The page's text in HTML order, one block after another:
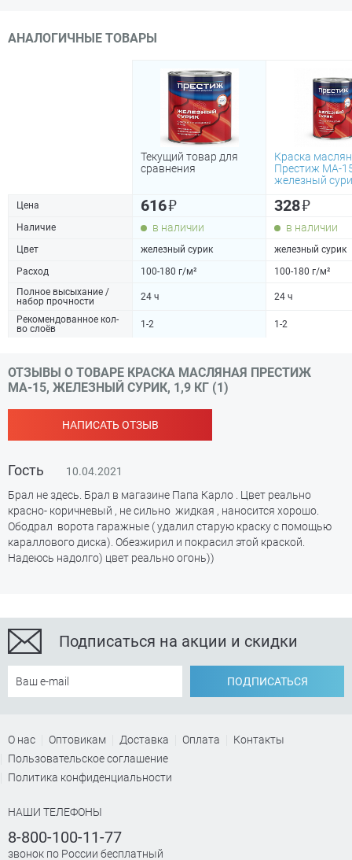
АНАЛОГИЧНЫЕ ТОВАРЫ
Текущий товар для
сравнения
Краска
Престиж МА-
железный
Цена 616₽ 328₽
Наличие в наличии в наличии
Цвет железный сурик
железный сурик
Расход
100-180 г/м²
100-180 г/м²
Полное высыхание /
набор прочности
24 ч 24 ч
Рекомендованное кол-
во слоёв
1-2 1-2
ОТЗЫВЫ О ТОВАРЕ КРАСКА МАСЛЯНАЯ ПРЕСТИЖ
МА-15, ЖЕЛЕЗНЫЙ СУРИК, 1,9 КГ (1)
НАПИСАТЬ ОТЗЫВ
Гость
10.04.2021
Брал не здесь. Брал в магазине Папа Карло . Цвет реально
красно- коричневый , не сильно жидкая , наносится хорошо.
Ободрал ворота гаражные ( удалил старую краску с помощью
караллового диска). Обезжирил и покрасил этой краской.
Надеюсь надолго) цвет реально огонь))
Подписаться на акции и скидки
ПОДПИСАТЬСЯ
О нас Оптовикам Доставка Оплата
Контакты
Пользовательское соглашение
Политика конфиденциальности
НАШИ ТЕЛЕФОНЫ
8-800-100-11-77
звонок по России бесплатный